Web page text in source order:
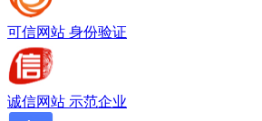
可信网站 身份验证
诚信网站 示范企业